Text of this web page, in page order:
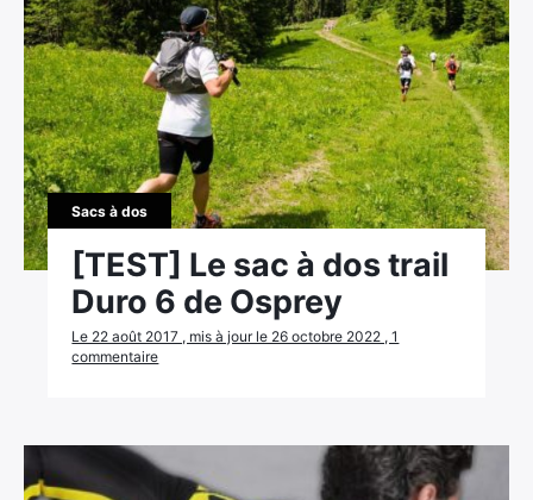
Sacs à dos
[TEST] Le sac à dos trail
Duro 6 de Osprey
Le 22 août 2017 , mis à jour le 26 octobre 2022 , 1
commentaire